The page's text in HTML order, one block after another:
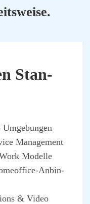
Stan­
Manage­ment
Model­le
Anbin­
& Video